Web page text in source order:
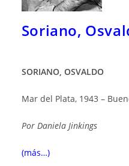
Soriano,
SORIANO, OSVALDO
Mar del Plata, 1943 –
Por Daniela Jinkings
(más…)